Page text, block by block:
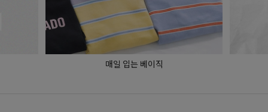
매일 입는 베이직